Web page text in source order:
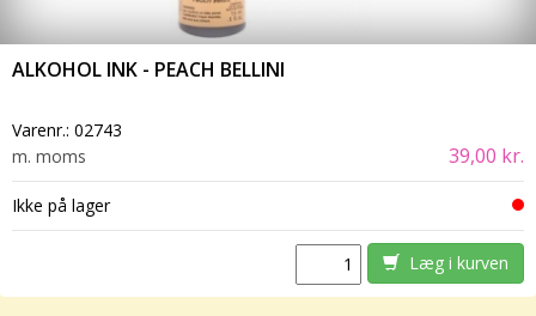
ALKOHOL INK - PEACH BELLINI
Varenr.: 02743
m. moms
39,00 kr.
Ikke på lager
Læg i kurven